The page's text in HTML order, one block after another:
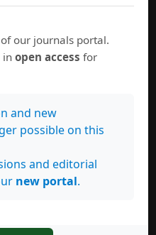
y referencias
our journals portal.
inopen access for
and new
possible on this
and editorial
new portal.